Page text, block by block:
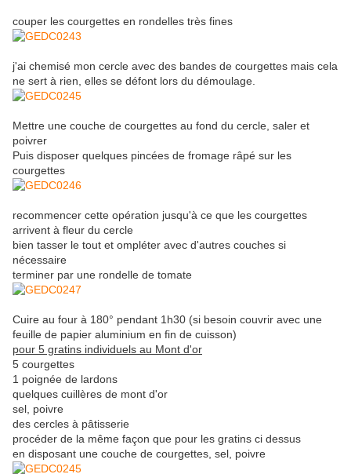
couper les courgettes en rondelles très fines
j'ai chemisé mon cercle avec des bandes de courgettes mais cela
ne sert à rien, elles se défont lors du démoulage.
Mettre une couche de courgettes au fond du cercle, saler et
poivrer
Puis disposer quelques pincées de fromage râpé sur les
courgettes
recommencer cette opération jusqu'à ce que les courgettes
arrivent à fleur du cercle
bien tasser le tout et ompléter avec d'autres couches si
nécessaire
terminer par une rondelle de tomate
Cuire au four à 180° pendant 1h30 (si besoin couvrir avec une
feuille de papier aluminium en fin de cuisson)
pour 5 gratins individuels au Mont d'or
5 courgettes
1 poignée de lardons
quelques cuillères de mont d'or
sel, poivre
des cercles à pâtisserie
procéder de la même façon que pour les gratins ci dessus
en disposant une couche de courgettes, sel, poivre